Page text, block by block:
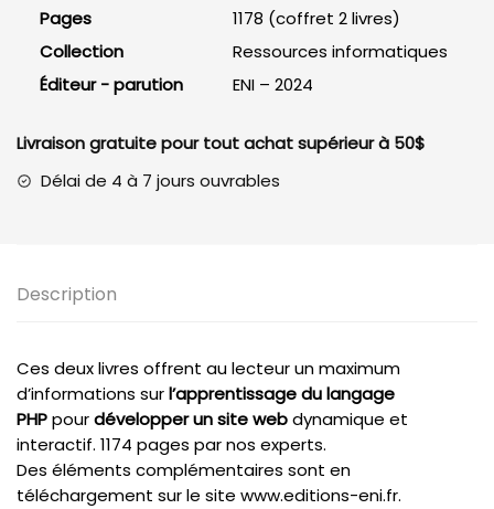
livresPages
1178 (coffret 2 livres)
Collection
Ressources informatiques
Éditeur - parution
ENI – 2024
Livraison gratuite pour tout achat supérieur à 50$
Délai de 4 à 7 jours ouvrables
Description
Ces deux livres offrent au lecteur un maximum
d’informations surl’apprentissage du langage
PHPpourdévelopper un site webdynamique et
interactif. 1174 pages par nos experts.
Des éléments complémentaires sont en
téléchargement sur le site www.editions-eni.fr.